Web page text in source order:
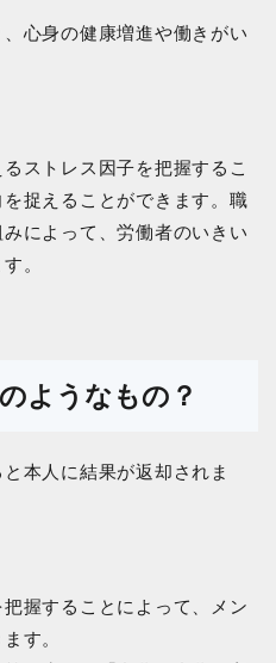
心身の健康増進や働きがい
ストレス因子を把握するこ
捉えることができます。職
によって、労働者のいきい
。
ようなもの？
本人に結果が返却されま
握することによって、メン
す。